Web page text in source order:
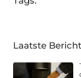
Laatste Bericht